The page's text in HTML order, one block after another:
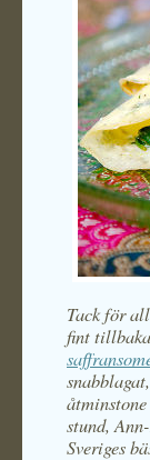
Tack för
fint
stund,
Sveriges